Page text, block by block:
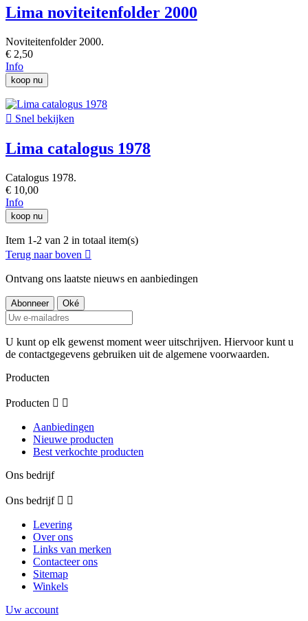
Lima noviteitenfolder 2000
Noviteitenfolder 2000.
€ 2,50
Info
koop nu
 Snel bekijken
Lima catalogus 1978
Catalogus 1978.
€ 10,00
Info
koop nu
Item 1-2 van 2 in totaal item(s)
Terug naar boven 
Ontvang ons laatste nieuws en aanbiedingen
U kunt op elk gewenst moment weer uitschrijven. Hiervoor kunt u
de contactgegevens gebruiken uit de algemene voorwaarden.
Producten
Producten  
Aanbiedingen
Nieuwe producten
Best verkochte producten
Ons bedrijf
Ons bedrijf  
Levering
Over ons
Links van merken
Contacteer ons
Sitemap
Winkels
Uw account